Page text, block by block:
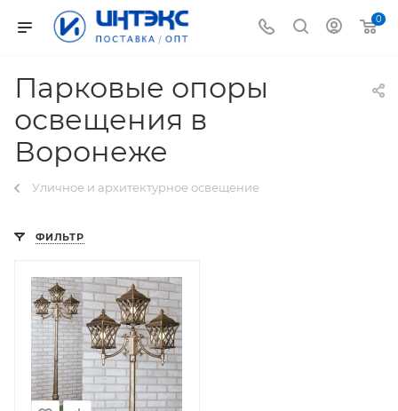
0
Парковые опоры
освещения в
Воронеже
Уличное и архитектурное освещение
ФИЛЬТР